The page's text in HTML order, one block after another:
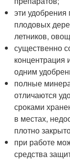
эти
плодовых
летников,
существенно
концентрация
одним
полные
отличаются
сроками
в местах,
плотно
при работе
средства